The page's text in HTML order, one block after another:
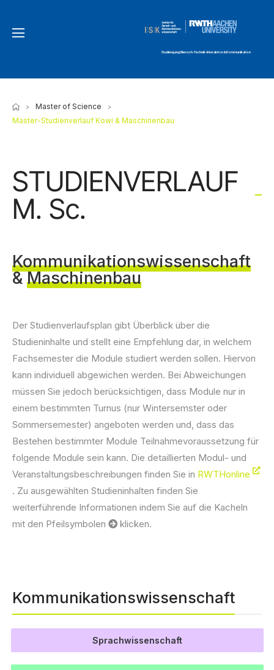
Studiengang Mensch-Technik-Interaktion & Kommunikation
> Master of Science >
Master-Studienverlauf Kowi & Maschinenbau
STUDIEN­­VERLAUF
M. Sc.
Kommunikations­wissenschaft
&Maschinenbau
Der Studienverlaufsplan gibt Überblick über die
Studieninhalte und stellt eine Empfehlung dar, in welchem
Fachsemester die Module studiert werden sollen. Hiervon
kann individuell abgewichen werden. Bei Abweichungen
müssen Sie jedoch berücksichtigen, dass Module nur in
einem bestimmten Turnus (nur Wintersemster oder
Sommersemester) angeboten werden und, dass das
Bestehen bestimmter Module Teilnahmevoraussetzung für
folgende Module sein kann. Die detaillierten Modul- und
Veranstaltungsbeschreibungen finden Sie in RWTHonline
. Zu ausgewählten Studieninhalten finden Sie
weiterführende Informationen indem Sie auf die Kacheln
mit den Pfeilsymbolen
klicken.
Kommunikations­wissenschaft
Sprachwissenschaft